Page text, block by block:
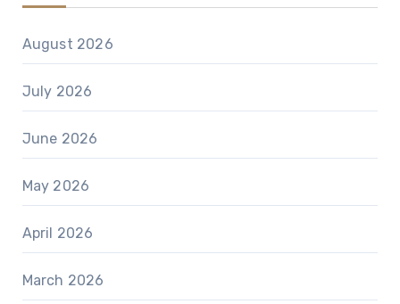
August 2026
July 2026
June 2026
May 2026
April 2026
March 2026